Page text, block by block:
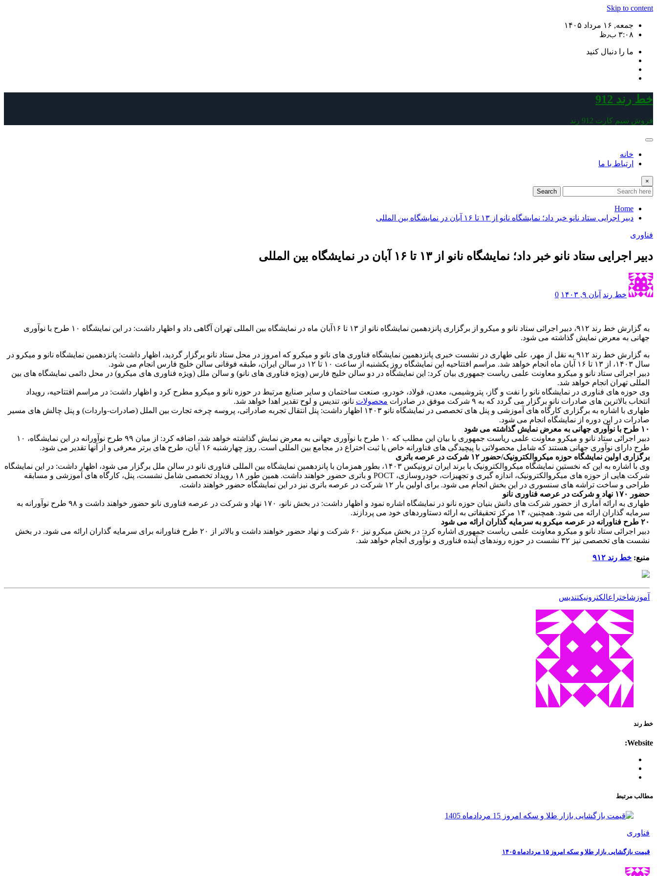
Skip to content
جمعه, ۱۶ مرداد ۱۴۰۵
۳:۰۸ ب٫ظ
ما را دنبال کنید
خط رند 912
فروش سیم کارت 912 رند
خانه
ارتباط با ما
×
Search
Home
دبیر اجرایی ستاد نانو خبر داد؛ نمایشگاه نانو از ۱۳ تا ۱۶ آبان در نمایشگاه بین المللی
فناوری
دبیر اجرایی ستاد نانو خبر داد؛ نمایشگاه نانو از ۱۳ تا ۱۶ آبان در نمایشگاه بین المللی
خط رند آبان ۹, ۱۴۰۳ 0
به گزارش خط رند ۹۱۲، دبیر اجرائی ستاد نانو و میکرو از برگزاری پانزدهمین نمایشگاه نانو از ۱۳ تا ۱۶آبان ماه در نمایشگاه بین المللی تهران آگاهی داد و اظهار داشت: در این نمایشگاه ۱۰ طرح با نوآوری
جهانی به معرض نمایش گذاشته می شود.
به گزارش خط رند ۹۱۲ به نقل از مهر، علی طهاری در نشست خبری پانزدهمین نمایشگاه فناوری های نانو و میکرو که امروز در محل ستاد نانو برگزار گردید، اظهار داشت: پانزدهمین نمایشگاه نانو و میکرو در
سال ۱۴۰۳، از ۱۳ تا ۱۶ آبان ماه انجام خواهد شد. مراسم افتتاحیه این نمایشگاه روز یکشنبه از ساعت ۱۰ تا ۱۲ در سالن ایران، طبقه فوقانی سالن خلیج فارس انجام می شود.
دبیر اجرائی ستاد نانو و میکرو معاونت علمی ریاست جمهوری بیان کرد: این نمایشگاه در دو سالن خلیج فارس (ویژه فناوری های نانو) و سالن ملل (ویژه فناوری های میکرو) در محل دائمی نمایشگاه های بین
المللی تهران انجام خواهد شد.
وی حوزه های فناوری در نمایشگاه نانو را نفت و گاز، پتروشیمی، معدن، فولاد، خودرو، صنعت ساختمان و سایر صنایع مرتبط در حوزه نانو و میکرو مطرح کرد و اظهار داشت: در مراسم افتتاحیه، رویداد
انتخاب بالاترین های صادرات نانو برگزار می گردد که به ۹ شرکت موفق در صادرات
محصولات نانو، تندیس و لوح تقدیر اهدا خواهد شد.
طهاری با اشاره به برگزاری کارگاه های آموزشی و پنل های تخصصی در نمایشگاه نانو ۱۴۰۳ اظهار داشت: پنل انتقال تجربه صادراتی، پروسه چرخه تجارت بین الملل (صادرات-واردات) و پنل چالش های مسیر
صادرات در این دوره از نمایشگاه انجام می شود.
۱۰ طرح با نوآوری جهانی به معرض نمایش گذاشته می شود
دبیر اجرائی ستاد نانو و میکرو معاونت علمی ریاست جمهوری با بیان این مطلب که ۱۰ طرح با نوآوری جهانی به معرض نمایش گذاشته خواهد شد، اضافه کرد: از میان ۹۹ طرح نوآورانه در این نمایشگاه، ۱۰
طرح دارای نوآوری جهانی هستند که شامل محصولاتی با پیچیدگی های فناورانه خاص یا ثبت اختراع در مجامع بین المللی است. روز چهارشنبه ۱۶ آبان، طرح های برتر معرفی و از آنها تقدیر می شود.
برگزاری اولین نمایشگاه حوزه میکروالکترونیک/حضور ۱۲ شرکت در عرصه باتری
وی با اشاره به این که نخستین نمایشگاه میکروالکترونیک با برند ایران ترونیکس ۱۴۰۳، بطور همزمان با پانزدهمین نمایشگاه بین المللی فناوری نانو در سالن ملل برگزار می شود، اظهار داشت: در این نمایشگاه
شرکت هایی از حوزه های میکروالکترونیک، اندازه گیری و تجهیزات، خودروسازی، POCT و باتری حضور خواهند داشت. همین طور ۱۸ رویداد تخصصی شامل نشست، پنل، کارگاه های آموزشی و مسابقه
طراحی و ساخت تراشه های سنسوری در این بخش انجام می شود. برای اولین بار ۱۲ شرکت در عرصه باتری نیز در این نمایشگاه حضور خواهند داشت.
حضور ۱۷۰ نهاد و شرکت در عرصه فناوری نانو
طهاری به ارائه آماری از حضور شرکت های دانش بنیان حوزه نانو در نمایشگاه اشاره نمود و اظهار داشت: در بخش نانو، ۱۷۰ نهاد و شرکت در عرصه فناوری نانو حضور خواهند داشت و ۹۸ طرح نوآورانه به
سرمایه گذاران ارائه می شود. همچنین، ۱۴ مرکز تحقیقاتی به ارائه دستاوردهای خود می پردازند.
۲۰ طرح فناورانه در عرصه میکرو به سرمایه گذاران ارائه می شود
دبیر اجرائی ستاد نانو و میکرو معاونت علمی ریاست جمهوری اشاره کرد: در بخش میکرو نیز ۶۰ شرکت و نهاد حضور خواهند داشت و بالاتر از ۲۰ طرح فناورانه برای سرمایه گذاران ارائه می شود. در بخش
نشست های تخصصی نیز ۳۲ نشست در حوزه روندهای آینده فناوری و نوآوری انجام خواهد شد.
منبع: خط رند ۹۱۲
آموزشاختراعالكترونیكتندیس
خط رند
Website:
مطالب مرتبط
فناوری
قیمت بازگشایی بازار طلا و سکه امروز ۱۵ مردادماه ۱۴۰۵